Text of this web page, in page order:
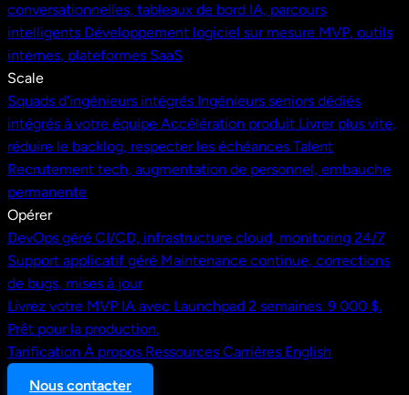
conversationnelles, tableaux de bord IA, parcours
intelligents Développement logiciel sur mesure MVP, outils
internes, plateformes SaaS
Scale
Squads d'ingénieurs intégrés Ingénieurs seniors dédiés
intégrés à votre équipe Accélération produit Livrer plus vite,
réduire le backlog, respecter les échéances Talent
Recrutement tech, augmentation de personnel, embauche
permanente
Opérer
DevOps géré CI/CD, infrastructure cloud, monitoring 24/7
Support applicatif géré Maintenance continue, corrections
de bugs, mises à jour
Livrez votre MVP IA avec Launchpad 2 semaines. 9 000 $.
Prêt pour la production.
Tarification À propos Ressources Carrières English
Nous contacter